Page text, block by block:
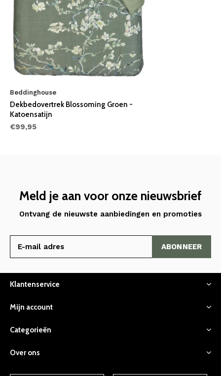
Beddinghouse
Dekbedovertrek Blossoming Groen -
Katoensatijn
€99,95
Meld je aan voor onze nieuwsbrief
Ontvang de nieuwste aanbiedingen en promoties
ABONNEER
Klantenservice
Mijn account
Categorieën
Over ons